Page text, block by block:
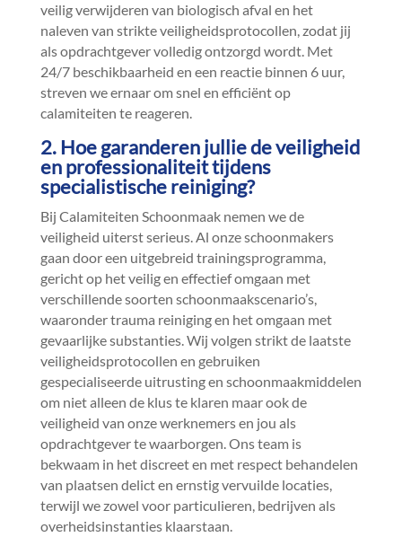
veilig verwijderen van biologisch afval en het
naleven van strikte veiligheidsprotocollen, zodat jij
als opdrachtgever volledig ontzorgd wordt.​ Met
24/7 beschikbaarheid en een reactie binnen 6 uur,
streven we ernaar om snel en efficiënt op
calamiteiten te reageren.​
2.​ Hoe garanderen jullie de veiligheid
en professionaliteit tijdens
specialistische reiniging?
Bij Calamiteiten Schoonmaak nemen we de
veiligheid uiterst serieus.​ Al onze schoonmakers
gaan door een uitgebreid trainingsprogramma,
gericht op het veilig en effectief omgaan met
verschillende soorten schoonmaakscenario’s,
waaronder trauma reiniging en het omgaan met
gevaarlijke substanties.​ Wij volgen strikt de laatste
veiligheidsprotocollen en gebruiken
gespecialiseerde uitrusting en schoonmaakmiddelen
om niet alleen de klus te klaren maar ook de
veiligheid van onze werknemers en jou als
opdrachtgever te waarborgen.​ Ons team is
bekwaam in het discreet en met respect behandelen
van plaatsen delict en ernstig vervuilde locaties,
terwijl we zowel voor particulieren, bedrijven als
overheidsinstanties klaarstaan.​